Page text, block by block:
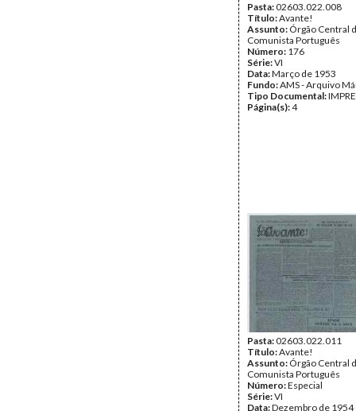
Pasta:02603.022.008
Título:Avante!
Assunto: Órgão Central
Comunista Português
Número: 176
Série:VI
Data:Março de 1953
Fundo:AMS - Arquivo
Tipo Documental:
Página(s):4
Pasta:02603.022.011
Título:Avante!
Assunto: Órgão Central
Comunista Português
Número:Especial
Série:VI
Data:Dezembro de 1954